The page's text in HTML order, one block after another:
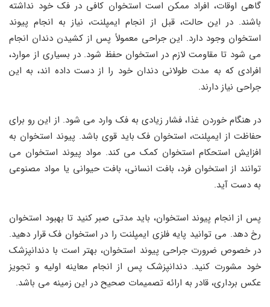
گاهی اوقات، افراد ممکن است استخوان کافی در فک خود نداشته
باشند. در این حالت، قبل از انجام ایمپلنت، نیاز به انجام پیوند
استخوان وجود دارد. این جراحی معمولاً پس از کشیدن دندان انجام
می ‌شود تا مقاومت لازم در استخوان حفظ شود. در بسیاری از موارد،
افرادی که به مدت طولانی دندان خود را از دست داده ‌اند، به این
جراحی نیاز دارند.
در هنگام خوردن غذا، فشار زیادی به فک وارد می‌ شود. از این رو برای
حفاظت از ایمپلنت، استخوان فک باید قوی باشد. پیوند استخوان به
افزایش استحکام استخوان کمک می ‌کند. مواد پیوند استخوان می
‌توانند از استخوان فرد، بافت انسانی، بافت حیوانی یا مواد مصنوعی
به دست آید.
پس از انجام پیوند استخوان، باید مدتی صبر کنید تا بهبود استخوان
رخ دهد. می ‌توانید پایه فلزی ایمپلنت را در استخوان فک قرار دهید.
در خصوص ضرورت جراحی پیوند استخوان، بهتر است با دندانپزشک
خود مشورت کنید. دندانپزشک پس از انجام معاینه اولیه و تجویز
عکس‌ برداری، قادر به ارائه تصمیمات صحیح در این زمینه می ‌باشد.